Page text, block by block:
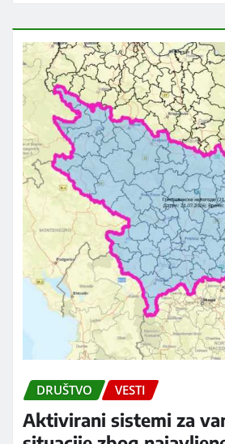
DRUŠTVO VESTI
Aktivirani sistemi za